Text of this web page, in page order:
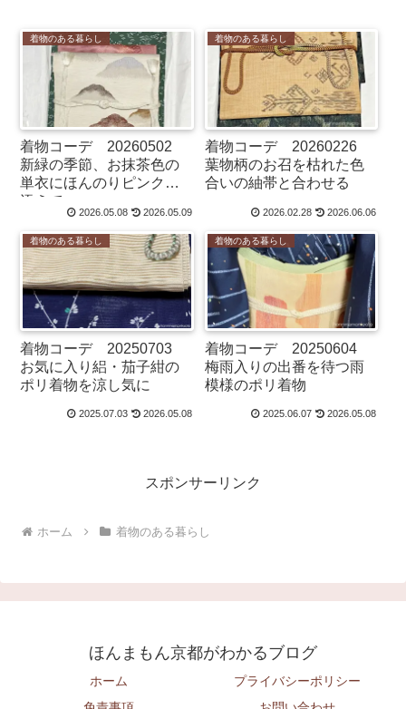
着物のある暮らし
着物コーデ 20260502
新緑の季節、お抹茶色の
単衣にほんのりピンクを
添えて
2026.05.08 2026.05.09
着物のある暮らし
着物コーデ 20260226
葉物柄のお召を枯れた色
合いの紬帯と合わせる
2026.02.28 2026.06.06
着物のある暮らし
着物コーデ 20250703
お気に入り絽・茄子紺の
ポリ着物を涼し気に
2025.07.03 2026.05.08
着物のある暮らし
着物コーデ 20250604
梅雨入りの出番を待つ雨
模様のポリ着物
2025.06.07 2026.05.08
スポンサーリンク
ホーム 着物のある暮らし
ほんまもん京都がわかるブログ
ホーム
プライバシーポリシー